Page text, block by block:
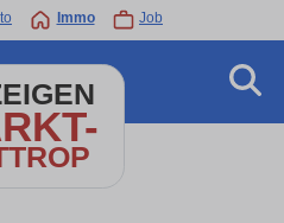
Immo Job